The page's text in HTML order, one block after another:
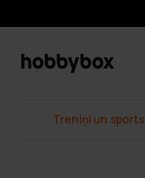
Treniņi un sports